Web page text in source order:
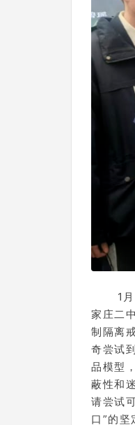
1
家庄二
制隔离
奇尝试
品模型
蔽性和
请尝试
口”的坚